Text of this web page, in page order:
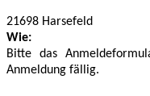
21698 Harsefeld
Wie:
Bitte das
Anmeldung fällig.